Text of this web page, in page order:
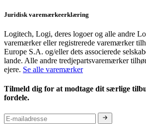
Juridisk varemærkeerklæring
Logitech, Logi, deres logoer og alle andre
varemærker eller registrerede varemærker
Europe S.A. og/eller dets associerede
lande. Alle andre tredjepartsvaremærker
ejere. Se alle varemærker
Tilmeld dig for at modtage dit særlige
fordele.